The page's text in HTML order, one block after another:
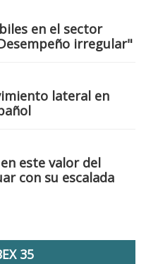
en el sector
irregular"
lateral en
este valor del
con su escalada
35